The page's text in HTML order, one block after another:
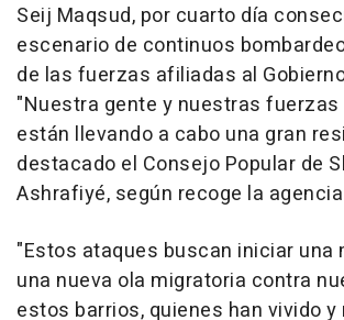
Seij Maqsud, por cuarto día
escenario de continuos
de las fuerzas afiliadas al
"Nuestra gente y nuestras fuerzas
están llevando a cabo una gran
destacado el Consejo Popular de
Ashrafiyé, según recoge la agencia
"Estos ataques buscan iniciar una
una nueva ola migratoria contra
estos barrios, quienes han vivido y